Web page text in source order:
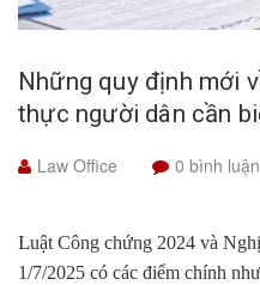
Những quy định mới
thực người dân cần
Law Office 0 bình luận
Luật Công chứng 2024 và
1/7/2025 có các điểm chính